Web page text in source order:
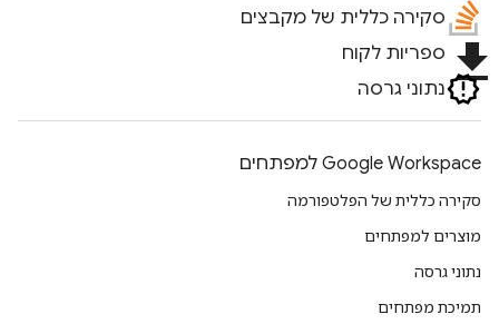
סקירה כללית של מקבצים
file_download ספריות לקוח
נתוני גרסה
Google Workspace למפתחים
סקירה כללית של הפלטפורמה
מוצרים למפתחים
נתוני גרסה
תמיכת מפתחים